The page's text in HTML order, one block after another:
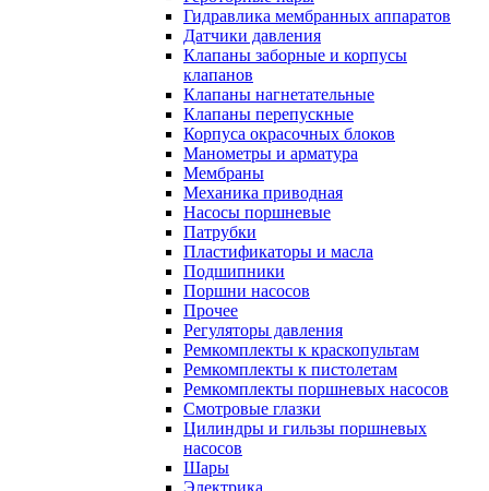
Гидравлика мембранных аппаратов
Датчики давления
Клапаны заборные и корпусы
клапанов
Клапаны нагнетательные
Клапаны перепускные
Корпуса окрасочных блоков
Манометры и арматура
Мембраны
Механика приводная
Насосы поршневые
Патрубки
Пластификаторы и масла
Подшипники
Поршни насосов
Прочее
Регуляторы давления
Ремкомплекты к краскопультам
Ремкомплекты к пистолетам
Ремкомплекты поршневых насосов
Смотровые глазки
Цилиндры и гильзы поршневых
насосов
Шары
Электрика